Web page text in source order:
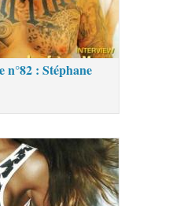
n°82 : Stéphane